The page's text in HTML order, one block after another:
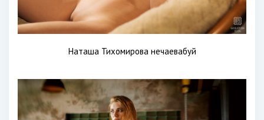
Наташа Тихомирова нечаевабуй